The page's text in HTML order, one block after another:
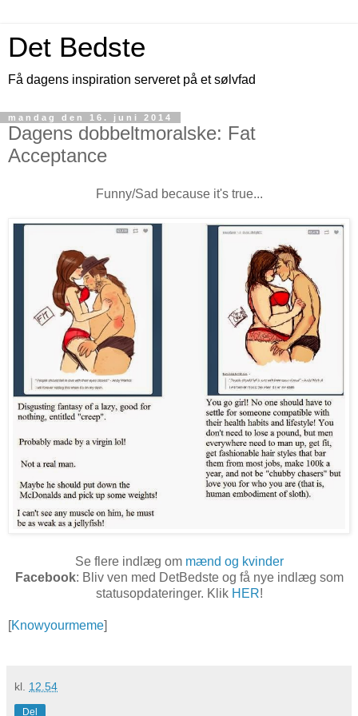
Det Bedste
Få dagens inspiration serveret på et sølvfad
mandag den 16. juni 2014
Dagens dobbeltmoralske: Fat
Acceptance
Funny/Sad because it's true...
Se flere indlæg om mænd og kvinder
Facebook: Bliv ven med DetBedste og få nye indlæg som
statusopdateringer. Klik HER!
[Knowyourmeme]
kl. 12.54
Del